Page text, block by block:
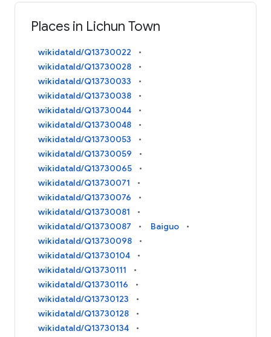
Places in Lichun Town
wikidataId/Q13730022
wikidataId/Q13730028
wikidataId/Q13730033
wikidataId/Q13730038
wikidataId/Q13730044
wikidataId/Q13730048
wikidataId/Q13730053
wikidataId/Q13730059
wikidataId/Q13730065
wikidataId/Q13730071
wikidataId/Q13730076
wikidataId/Q13730081
wikidataId/Q13730087
Baiguo
wikidataId/Q13730098
wikidataId/Q13730104
wikidataId/Q13730111
wikidataId/Q13730116
wikidataId/Q13730123
wikidataId/Q13730128
wikidataId/Q13730134